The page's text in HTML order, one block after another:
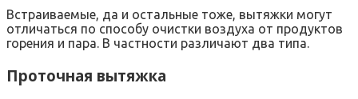
Встраиваемые, да и остальные тоже, вытяжки могут
отличаться по способу очистки воздуха от продуктов
горения и пара. В частности различают два типа.
Проточная вытяжка